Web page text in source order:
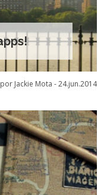
por Jackie Mota -24.jun.2014